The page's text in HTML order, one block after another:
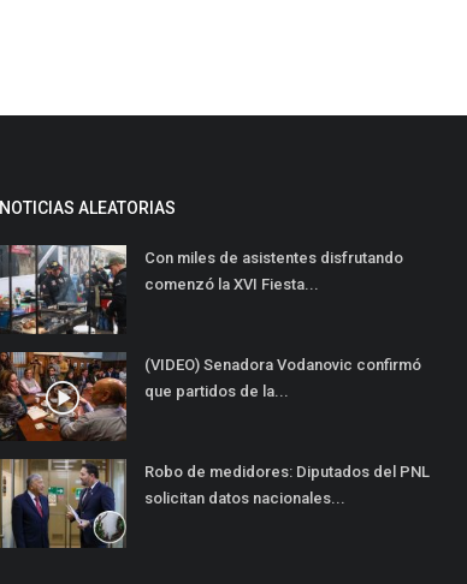
NOTICIAS ALEATORIAS
Con miles de asistentes disfrutando
comenzó la XVI Fiesta...
(VIDEO) Senadora Vodanovic confirmó
que partidos de la...
Robo de medidores: Diputados del PNL
solicitan datos nacionales...